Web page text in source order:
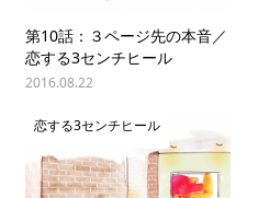
第10話：３ページ先の本音／
恋する3センチヒール
2016.08.22
恋する3センチヒール